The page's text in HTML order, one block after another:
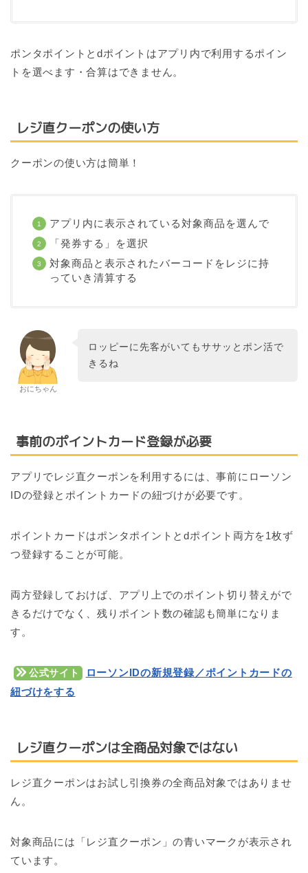
ポンタポイントとdポイントはアプリ内で利用するポイン
トを選べます・合算はできません。
レジ直クーポンの使い方
クーポンの使い方は簡単！
アプリ内に表示されている対象商品を選んで
「発券する」を選択
対象商品と表示されたバーコードをレジに持
っていき清算する
おにちゃん
ロッピーに先客がいてもササッとポン活で
きるね
事前のポイントカード登録が必要
アプリでレジ直クーポンを利用するには、事前にローソン
IDの登録とポイントカードの紐づけが必要です。
ポイントカードはポンタポイントとdポイント両方を1枚ず
つ登録することが可能。
両方登録しておけば、アプリ上でのポイント切り替えがで
きるだけでなく、残りポイント数の確認も簡単になりま
す。
公式サイト
ローソンIDの新規登録／ポイントカードの
紐づけをする
レジ直クーポンは全商品対象ではない
レジ直クーポンはお試し引換券の全商品対象ではありませ
ん。
対象商品には「レジ直クーポン」の青いマークが表示され
ています。